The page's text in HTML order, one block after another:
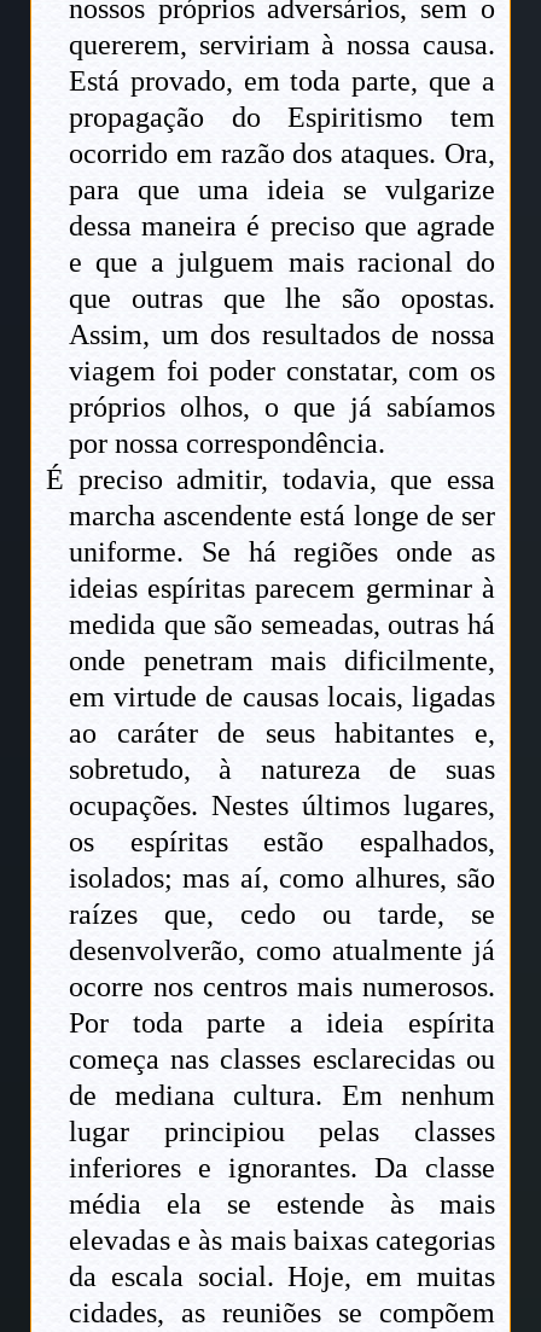
nossos próprios adversários, sem o
quererem, serviriam à nossa causa.
Está provado, em toda parte, que a
propagação do Espiritismo tem
ocorrido em razão dos ataques. Ora,
para que uma ideia se vulgarize
dessa maneira é preciso que agrade
e que a julguem mais racional do
que outras que lhe são opostas.
Assim, um dos resultados de nossa
viagem foi poder constatar, com os
próprios olhos, o que já sabíamos
por nossa correspondência.
É preciso admitir, todavia, que essa
marcha ascendente está longe de ser
uniforme. Se há regiões onde as
ideias espíritas parecem germinar à
medida que são semeadas, outras há
onde penetram mais dificilmente,
em virtude de causas locais, ligadas
ao caráter de seus habitantes e,
sobretudo, à natureza de suas
ocupações. Nestes últimos lugares,
os espíritas estão espalhados,
isolados; mas aí, como alhures, são
raízes que, cedo ou tarde, se
desenvolverão, como atualmente já
ocorre nos centros mais numerosos.
Por toda parte a ideia espírita
começa nas classes esclarecidas ou
de mediana cultura. Em nenhum
lugar principiou pelas classes
inferiores e ignorantes. Da classe
média ela se estende às mais
elevadas e às mais baixas categorias
da escala social. Hoje, em muitas
cidades, as reuniões se compõem